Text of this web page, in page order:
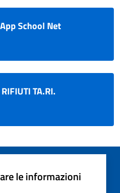
School Net
TA.RI.
le informazioni